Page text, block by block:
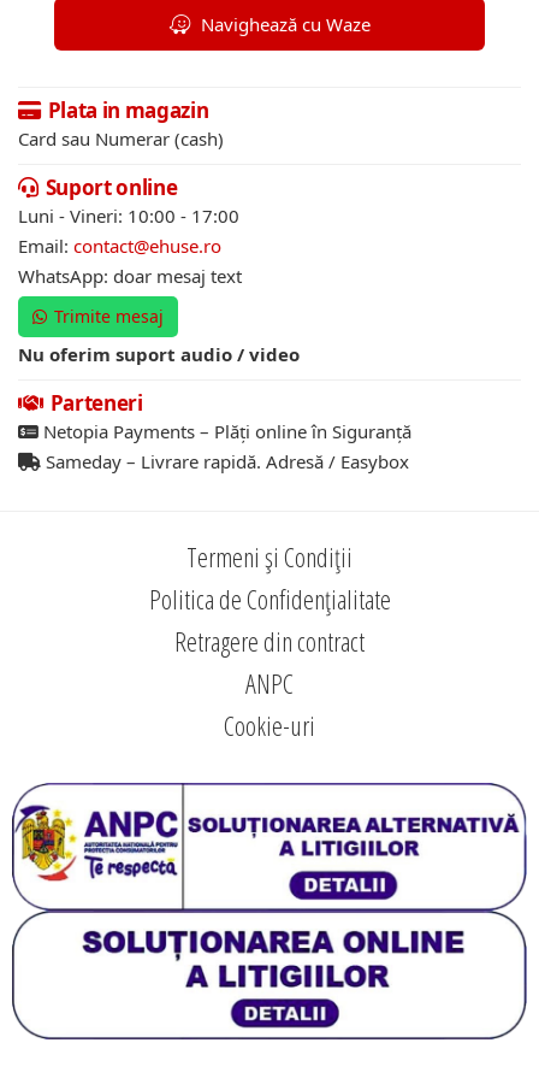
Navighează cu Waze
Plata in magazin
Card sau Numerar (cash)
Suport online
Luni - Vineri: 10:00 - 17:00
Email: contact@ehuse.ro
WhatsApp: doar mesaj text
Trimite mesaj
Nu oferim suport audio / video
Parteneri
Netopia Payments – Plăți online în Siguranță
Sameday – Livrare rapidă. Adresă / Easybox
Termeni și Condiții
Politica de Confidențialitate
Retragere din contract
ANPC
Cookie-uri